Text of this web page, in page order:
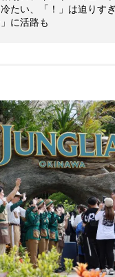
たい、「！」は迫りす
に活路も